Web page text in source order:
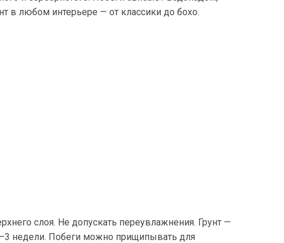
в любом интерьере — от классики до бохо.
слоя. Не допускать переувлажнения. Грунт —
недели. Побеги можно прищипывать для